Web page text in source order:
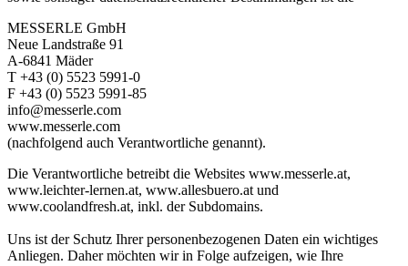
MESSERLE GmbH
Neue Landstraße 91
A-6841 Mäder
T +43 (0) 5523 5991-0
F +43 (0) 5523 5991-85
info@messerle.com
www.messerle.com
(nachfolgend auch Verantwortliche genannt).
Die Verantwortliche betreibt die Websites www.messerle.at,
www.leichter-lernen.at, www.allesbuero.at und
www.coolandfresh.at, inkl. der Subdomains.
Uns ist der Schutz Ihrer personenbezogenen Daten ein wichtiges
Anliegen. Daher möchten wir in Folge aufzeigen, wie Ihre